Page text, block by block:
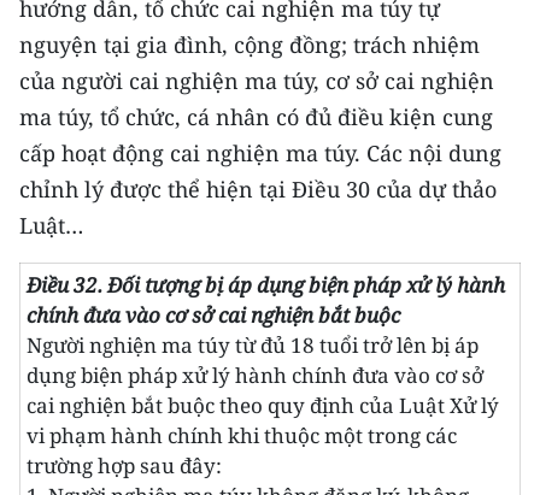
NHÂN DÂN CUỐI TUẦN
NHÂN DÂN HẰNG THÁNG
MUA BÁO
ĐỌC BÁO IN
ENGLISH
中文
FRANÇAIS
РУССКИЙ
hướng dẫn, tổ chức cai nghiện ma túy tự
nguyện tại gia đình, cộng đồng; trách nhiệm
của người cai nghiện ma túy, cơ sở cai nghiện
ma túy, tổ chức, cá nhân có đủ điều kiện cung
cấp hoạt động cai nghiện ma túy. Các nội dung
chỉnh lý được thể hiện tại Điều 30 của dự thảo
Luật…
Điều 32. Đối tượng bị áp dụng biện pháp xử lý hành
chính đưa vào cơ sở cai nghiện bắt buộc
Người nghiện ma túy từ đủ 18 tuổi trở lên bị áp
dụng biện pháp xử lý hành chính đưa vào cơ sở
cai nghiện bắt buộc theo quy định của Luật Xử lý
vi phạm hành chính khi thuộc một trong các
trường hợp sau đây: